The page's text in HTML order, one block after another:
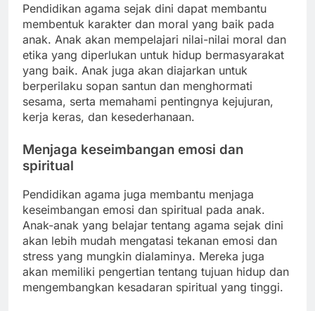
Pendidikan agama sejak dini dapat membantu
membentuk karakter dan moral yang baik pada
anak. Anak akan mempelajari nilai-nilai moral dan
etika yang diperlukan untuk hidup bermasyarakat
yang baik. Anak juga akan diajarkan untuk
berperilaku sopan santun dan menghormati
sesama, serta memahami pentingnya kejujuran,
kerja keras, dan kesederhanaan.
Menjaga keseimbangan emosi dan
spiritual
Pendidikan agama juga membantu menjaga
keseimbangan emosi dan spiritual pada anak.
Anak-anak yang belajar tentang agama sejak dini
akan lebih mudah mengatasi tekanan emosi dan
stress yang mungkin dialaminya. Mereka juga
akan memiliki pengertian tentang tujuan hidup dan
mengembangkan kesadaran spiritual yang tinggi.